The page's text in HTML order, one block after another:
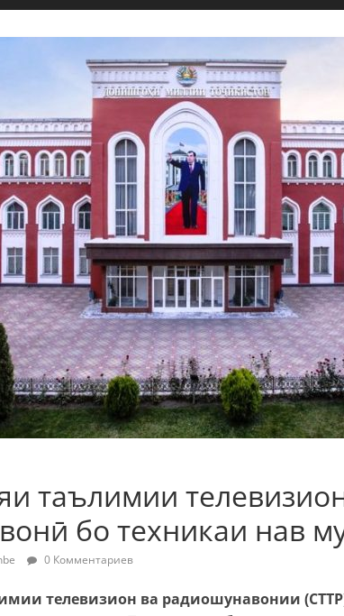
таълимии
бо техникаи нав
0 Комментариев
телевизион ва радиошунавонии